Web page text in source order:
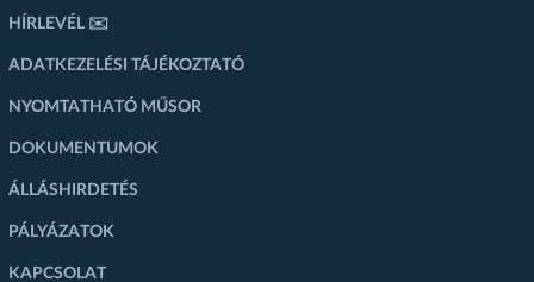
HÍRLEVÉL ✉️
ADATKEZELÉSI TÁJÉKOZTATÓ
NYOMTATHATÓ MŰSOR
DOKUMENTUMOK
ÁLLÁSHIRDETÉS
PÁLYÁZATOK
KAPCSOLAT